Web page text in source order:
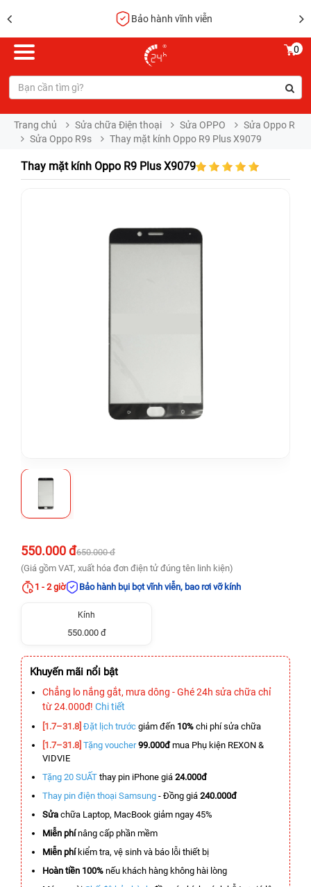
Bảo hành vĩnh viễn
0
Trang chủ Sửa chữa Điện thoại Sửa OPPO
Sửa Oppo R
Sửa Oppo R9s
Thay mặt kính Oppo R9 Plus X9079
Thay mặt kính Oppo R9 Plus X9079
550.000 đ650.000 đ
(Giá gồm VAT, xuất hóa đơn điện tử đúng tên linh kiện)
1 - 2 giờ
Bảo hành bụi bọt vĩnh viễn, bao rơi vỡ kính
Kính
550.000 đ
Khuyến mãi nổi bật
Chẳng lo nắng gắt, mưa dông - Ghé 24h sửa chữa chỉ
từ 24.000đ! Chi tiết
[1.7–31.8] Đặt lịch trước giảm đến 10% chi phí sửa chữa
[1.7–31.8] Tặng voucher 99.000đmua Phụ kiện REXON &
VIDVIE
Tặng 20 SUẤT thay pin iPhone giá 24.000đ
Thay pin điện thoại Samsung - Đồng giá 240.000đ
Sửa chữa Laptop, MacBook giảm ngay 45%
Miễn phínâng cấp phần mềm
Miễn phíkiểm tra, vệ sinh và báo lỗi thiết bị
Hoàn tiền 100% nếu khách hàng không hài lòng